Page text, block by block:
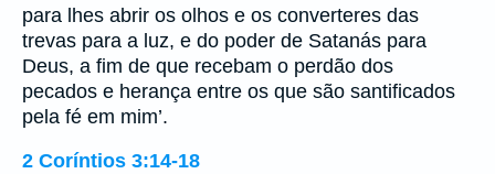
para lhes abrir os olhos e os converteres das
trevas para a luz, e do poder de Satanás para
Deus, a fim de que recebam o perdão dos
pecados e herança entre os que são santificados
pela fé em mim’.
2 Coríntios 3:14-18